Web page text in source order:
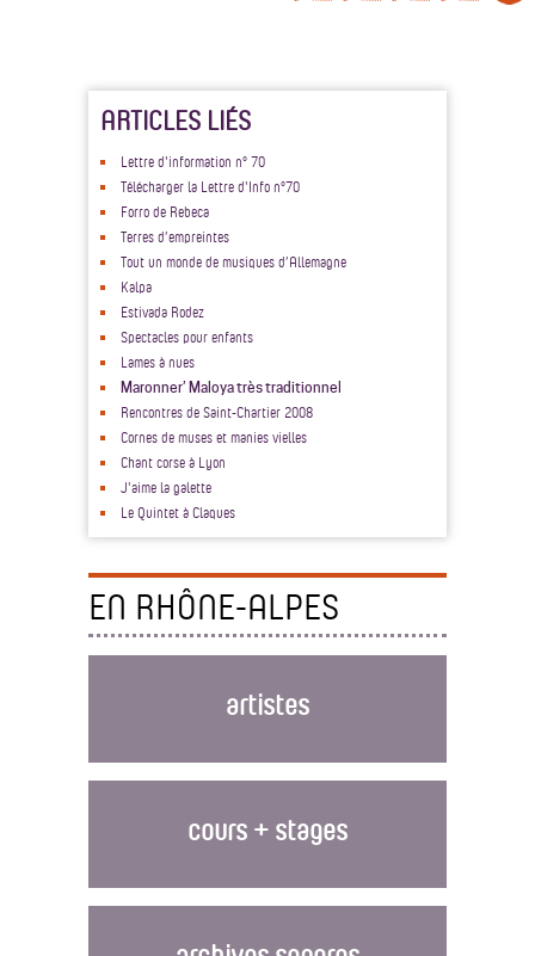
ARTICLES LIÉS
Lettre d'information n° 70
Télécharger la Lettre d'Info n°70
Forro de Rebeca
Terres d’empreintes
Tout un monde de musiques d’Allemagne
Kalpa
Estivada Rodez
Spectacles pour enfants
Lames à nues
Maronner’ Maloya très traditionnel
Rencontres de Saint-Chartier 2008
Cornes de muses et manies vielles
Chant corse à Lyon
J'aime la galette
Le Quintet à Claques
EN RHÔNE-ALPES
artistes
cours + stages